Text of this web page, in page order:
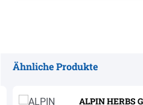
Ähnliche Produkte
ALPIN HERBS